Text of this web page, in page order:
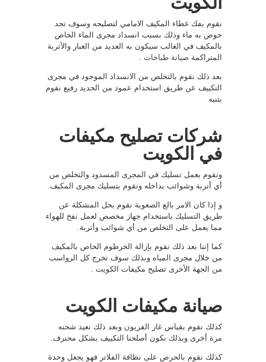
نقوم بفك غطاء المكيف الامامي لتصليحه وسوف تجد
حوض به ماء وذلك بسبب انسداد مجرى الماء الخاص
بالمكيف في الغالب سيكون به العديد من الغبار والأتربة
المتراكمة صيانة طباخات
بعد ذلك نقوم بالتخلص من الانسداد الموجود في مجرى
التكييف عن طريق استخدام عمود من الحديد رفيع نقوم
بثنيه
شركات تصليح مكيفات
في الكويت
ونقوم بعمل تسليك في المجرى المسدود والتخلص من
أي أتربة وشوائب بداخله ونقوم بتسليك مجرى المكيف.
و إذا كان الامر بالغ الصعوبة نقوم بحل المشكلة عن
طريق التسليك باستخدام جهاز مخصص لعمل نفخ للهواء
مما يعمل على التخلص من أي شوائب وأتربة.
كما إننا بعد ذلك نقوم بإزالة الخرطوم الخاص بالمكيف
من خلال مجرى المياه وبذلك سوف تخرج كل الرواسب
من الجهة الأخرى تصليح مكيفات الكويت .
صيانة مكيفات الكويت
كذلك نقوم بقياس غاز الفريون وبعد ذلك نعيد شحنه
مرة أخرى وبذلك نكون أصلحنا التكييف بشكل محترف.
كذلك نقوم بالحرص على نظافة الفلاتر فهو يجعل وحدة